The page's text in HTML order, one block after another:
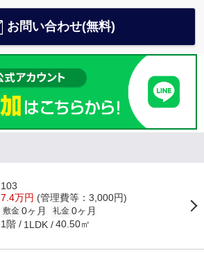
お問い合わせ(無料)
103
7.4万円 (管理費等：3,000円)
敷金 0ヶ月 礼金 0ヶ月
1階 1LDK 40.50㎡